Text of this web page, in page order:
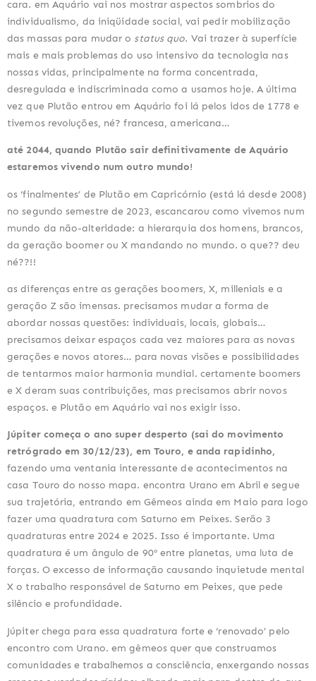
cara. em Aquário vai nos mostrar aspectos sombrios do
individualismo, da iniqüidade social, vai pedir mobilização
das massas para mudar o status quo. Vai trazer à superfície
mais e mais problemas do uso intensivo da tecnologia nas
nossas vidas, principalmente na forma concentrada,
desregulada e indiscriminada como a usamos hoje. A última
vez que Plutão entrou em Aquário foi lá pelos idos de 1778 e
tivemos revoluções, né? francesa, americana…
até 2044, quando Plutão sair definitivamente de Aquário
estaremos vivendo num outro mundo!
os ‘finalmentes’ de Plutão em Capricórnio (está lá desde 2008)
no segundo semestre de 2023, escancarou como vivemos num
mundo da não-alteridade: a hierarquia dos homens, brancos,
da geração boomer ou X mandando no mundo. o que?? deu
né??!!
as diferenças entre as gerações boomers, X, millenials e a
geração Z são imensas. precisamos mudar a forma de
abordar nossas questões: individuais, locais, globais…
precisamos deixar espaços cada vez maiores para as novas
gerações e novos atores… para novas visões e possibilidades
de tentarmos maior harmonia mundial. certamente boomers
e X deram suas contribuições, mas precisamos abrir novos
espaços. e Plutão em Aquário vai nos exigir isso.
Júpiter começa o ano super desperto (sai do movimento
retrógrado em 30/12/23), em Touro, e anda rapidinho,
fazendo uma ventania interessante de acontecimentos na
casa Touro do nosso mapa. encontra Urano em Abril e segue
sua trajetória, entrando em Gêmeos ainda em Maio para logo
fazer uma quadratura com Saturno em Peixes. Serão 3
quadraturas entre 2024 e 2025. Isso é importante. Uma
quadratura é um ângulo de 90º entre planetas, uma luta de
forças. O excesso de informação causando inquietude mental
X o trabalho responsável de Saturno em Peixes, que pede
silêncio e profundidade.
Júpiter chega para essa quadratura forte e ‘renovado’ pelo
encontro com Urano. em gêmeos quer que construamos
comunidades e trabalhemos a consciência, enxergando nossas